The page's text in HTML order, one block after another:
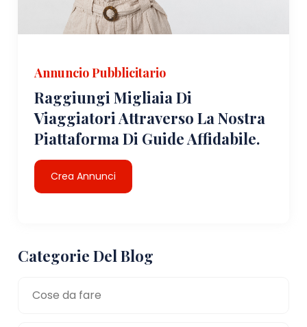
Annuncio Pubblicitario
Raggiungi Migliaia Di
Viaggiatori Attraverso La Nostra
Piattaforma Di Guide Affidabile.
Crea Annunci
Categorie Del Blog
Cose da fare